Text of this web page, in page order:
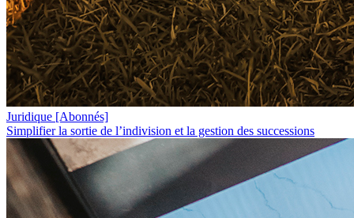
Juridique [Abonnés]
Simplifier la sortie de l’indivision et la gestion des successions